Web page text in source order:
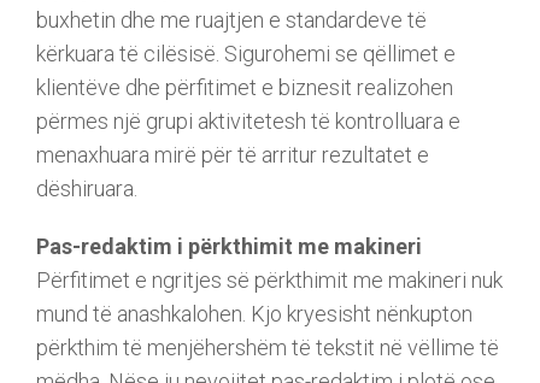
buxhetin dhe me ruajtjen e standardeve të
kërkuara të cilësisë. Sigurohemi se qëllimet e
klientëve dhe përfitimet e biznesit realizohen
përmes një grupi aktivitetesh të kontrolluara e
menaxhuara mirë për të arritur rezultatet e
dëshiruara.
Pas-redaktim i përkthimit me makineri
Përfitimet e ngritjes së përkthimit me makineri nuk
mund të anashkalohen. Kjo kryesisht nënkupton
përkthim të menjëhershëm të tekstit në vëllime të